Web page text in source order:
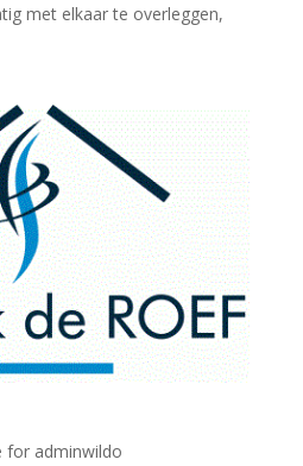
met elkaar te overleggen,
for adminwildo